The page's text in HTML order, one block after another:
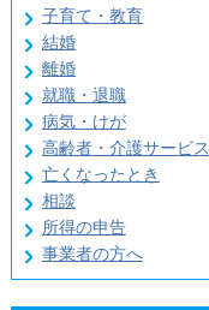
子育て・教育
結婚
離婚
就職・退職
病気・けが
高齢者・介護サービス
亡くなったとき
相談
所得の申告
事業者の方へ